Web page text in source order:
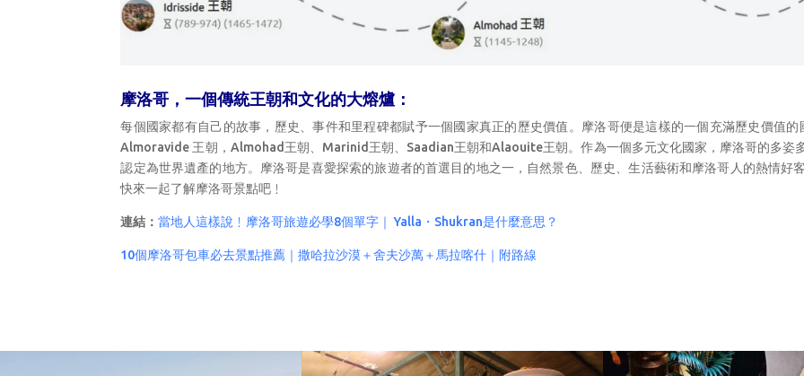
摩洛哥，一個傳統王朝和文化的大熔爐：
每個國家都有自己的故事，歷史、事件和里程碑都賦予一個國家真正的歷史價值。摩洛哥便是這樣的一個充滿歷史價值
Almoravide 王朝，Almohad王朝、Marinid王朝、Saadian王朝和Alaouite王朝。作為一個多元文化國家，摩洛哥的多姿
認定為世界遺產的地方。摩洛哥是喜愛探索的旅遊者的首選目的地之一，自然景色、歷史、生活藝術和摩洛哥人的熱情好
快來一起了解摩洛哥景點吧﹗
連結：當地人這樣說﹗摩洛哥旅遊必學8個單字｜ Yalla・Shukran是什麼意思？
10個摩洛哥包車必去景點推薦｜撒哈拉沙漠＋舍夫沙萬＋馬拉喀什｜附路線